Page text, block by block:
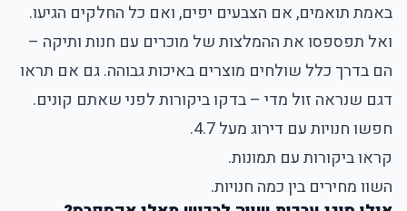
באמת תואמים, אם הצבעים יפים, ואם כל החלקים הגיעו.
ואל תפספסו את ההמלצות של מוכרים עם חנות ותיקה –
הם בדרך כלל שולחים מוצרים באיכות גבוהה. גם אם תראו
דגם שנראה זול מדי – בדקו ביקורות לפני שאתם קונים.
חפשו חנויות עם דירוג מעל 4.7.
קראו ביקורות עם תמונות.
השוו מחירים בין כמה חנויות.